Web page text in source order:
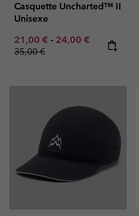
Casquette Uncharted™ II
Unisexe
Minimum sale price:
21,00 € - Maximum sale
24,00 € Regular
35,00 €